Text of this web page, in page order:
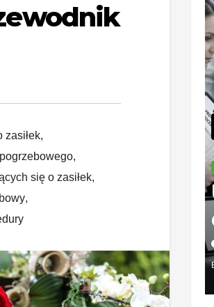
zasiłek,
,
się o zasiłek,
,
w
e –
2026-08-
BOGDAN